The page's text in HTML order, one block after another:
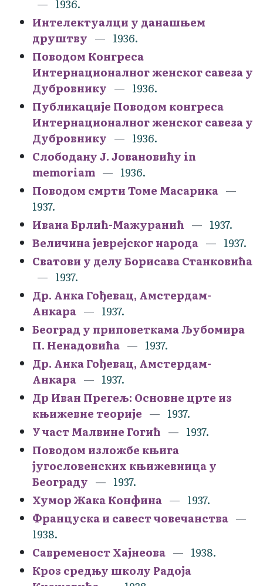
1936.
Интелектуалци у данашњем
друштву
1936.
Поводом Конгреса
Интернационалног женског савеза у
Дубровнику
1936.
Публикације Поводом конгреса
Интернационалног женског савеза у
Дубровнику
1936.
Слободану Ј. Јовановићу in
memoriam
1936.
Поводом смрти Томе Масарика
1937.
Ивана Брлић-Мажуранић
1937.
Величина јеврејског народа
1937.
Сватови у делу Борисава Станковића
1937.
Др. Анка Гођевац, Амстердам-
Анкара
1937.
Београд у приповеткама Љубомира
П. Ненадовића
1937.
Др. Анка Гођевац, Амстердам-
Анкара
1937.
Др Иван Прегељ: Основне црте из
књижевне теорије
1937.
У част Малвине Гогић
1937.
Поводом изложбе књига
југословенских књижевница у
Београду
1937.
Хумор Жака Конфина
1937.
Француска и савест човечанства
1938.
Савременост Хајнеова
1938.
Кроз средњу школу Радоја